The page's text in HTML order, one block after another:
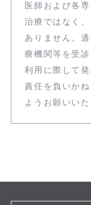
医師および各
治療ではなく
ありません。
療機関等を受
利用に際して
責任を負いか
ようお願いいた